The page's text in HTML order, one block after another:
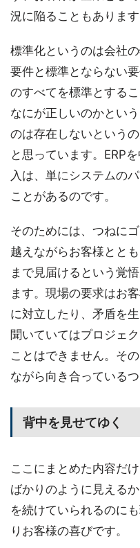
況に陥ることもあります
標準化というのは会社
要件と標準とならない
のすべてを標準とする
なにが正しいのかとい
のは存在しないという
と思っています。ERP
入は、単にシステムの
ことがあるのです。
そのためには、つねに
越えながらお客様とと
まで見届けるという覚
ます。現場の要求はお
に対立したり、矛盾を
聞いていてはプロジェ
ことはできません。そ
ながら向き合っているつ
背中を見せてゆく
ここにまとめた内容だ
ばかりのように見える
を続けていられるのに
りお客様の喜びです。